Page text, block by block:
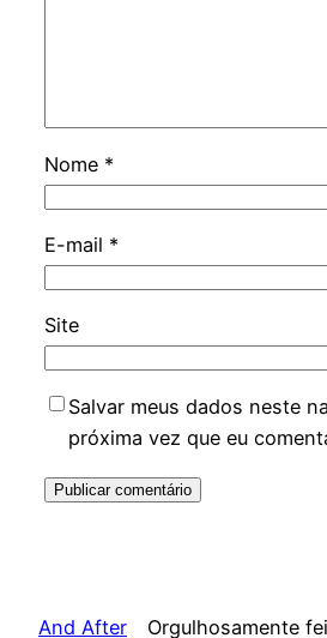
Nome *
E-mail *
Site
Salvar meus dados neste
próxima vez que eu
And After Orgulhosamente